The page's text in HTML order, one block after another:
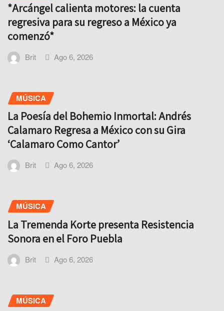
*Arcángel calienta motores: la cuenta
regresiva para su regreso a México ya
comenzó*
Brit Ago 6, 2026
MÚSICA
La Poesía del Bohemio Inmortal: Andrés
Calamaro Regresa a México con su Gira
‘Calamaro Como Cantor’
Brit Ago 6, 2026
MÚSICA
La Tremenda Korte presenta Resistencia
Sonora en el Foro Puebla
Brit Ago 6, 2026
MÚSICA